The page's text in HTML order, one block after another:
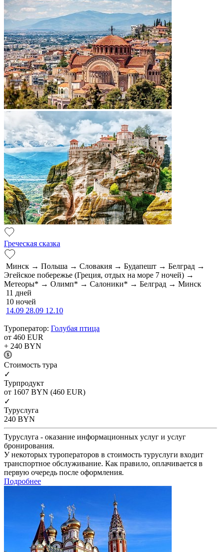
Греческая сказка
Минск → Польша → Словакия → Будапешт → Белград →
Эгейское побережье (Греция, отдых на море 7 ночей) →
Метеоры* → Олимп* → Салоники* → Белград → Минск
11 дней
10 ночей
14.09 28.09 12.10
Туроператор: Голубая птица
от 460 EUR
+ 240 BYN
Cтоимость тура
✓
Турпродукт
от 1607 BYN (460 EUR)
✓
Туруслуга
240 BYN
Туруслуга - оказание информационных услуг и услуг
бронирования.
У некоторых туроператоров в стоимость туруслуги входит
транспортное обслуживание. Как правило, оплачивается в
первую очередь после оформления.
Подробнее